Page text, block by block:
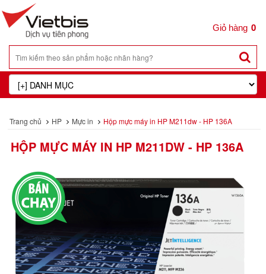
0
Trang chủ HP Mực in Hộp mực máy in HP M211dw - HP 136A
HỘP MỰC MÁY IN HP M211DW - HP 136A